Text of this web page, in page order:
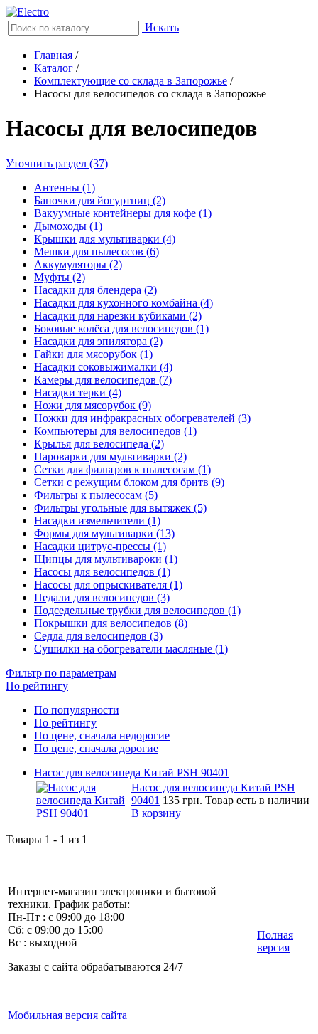
Искать
Главная /
Каталог /
Комплектующие со склада в Запорожье /
Насосы для велосипедов со склада в Запорожье
Насосы для велосипедов
Уточнить раздел (37)
Антенны (1)
Баночки для йогуртниц (2)
Вакуумные контейнеры для кофе (1)
Дымоходы (1)
Крышки для мультиварки (4)
Мешки для пылесосов (6)
Аккумуляторы (2)
Муфты (2)
Насадки для блендера (2)
Насадки для кухонного комбайна (4)
Насадки для нарезки кубиками (2)
Боковые колёса для велосипедов (1)
Насадки для эпилятора (2)
Гайки для мясорубок (1)
Насадки соковыжималки (4)
Камеры для велосипедов (7)
Насадки терки (4)
Ножи для мясорубок (9)
Ножки для инфракрасных обогревателей (3)
Компьютеры для велосипедов (1)
Крылья для велосипеда (2)
Пароварки для мультиварки (2)
Сетки для фильтров к пылесосам (1)
Сетки с режущим блоком для бритв (9)
Фильтры к пылесосам (5)
Фильтры угольные для вытяжек (5)
Насадки измельчители (1)
Формы для мультиварки (13)
Насадки цитрус-прессы (1)
Щипцы для мультивароки (1)
Насосы для велосипедов (1)
Насосы для опрыскивателя (1)
Педали для велосипедов (3)
Подседельные трубки для велосипедов (1)
Покрышки для велосипедов (8)
Седла для велосипедов (3)
Сушилки на обогреватели масляные (1)
Фильтр по параметрам
По рейтингу
По популярности
По рейтингу
По цене, сначала недорогие
По цене, сначала дорогие
Насос для велосипеда Китай PSH 90401
Насос для велосипеда Китай PSH
90401 135 грн. Товар есть в наличии
В корзину
Товары 1 - 1 из 1
Интернет-магазин электроники и бытовой
техники. График работы:
Пн-Пт : с 09:00 до 18:00
Сб: с 09:00 до 15:00
Вс : выходной
Заказы с сайта обрабатываются 24/7
Мобильная версия сайта
Полная
версия